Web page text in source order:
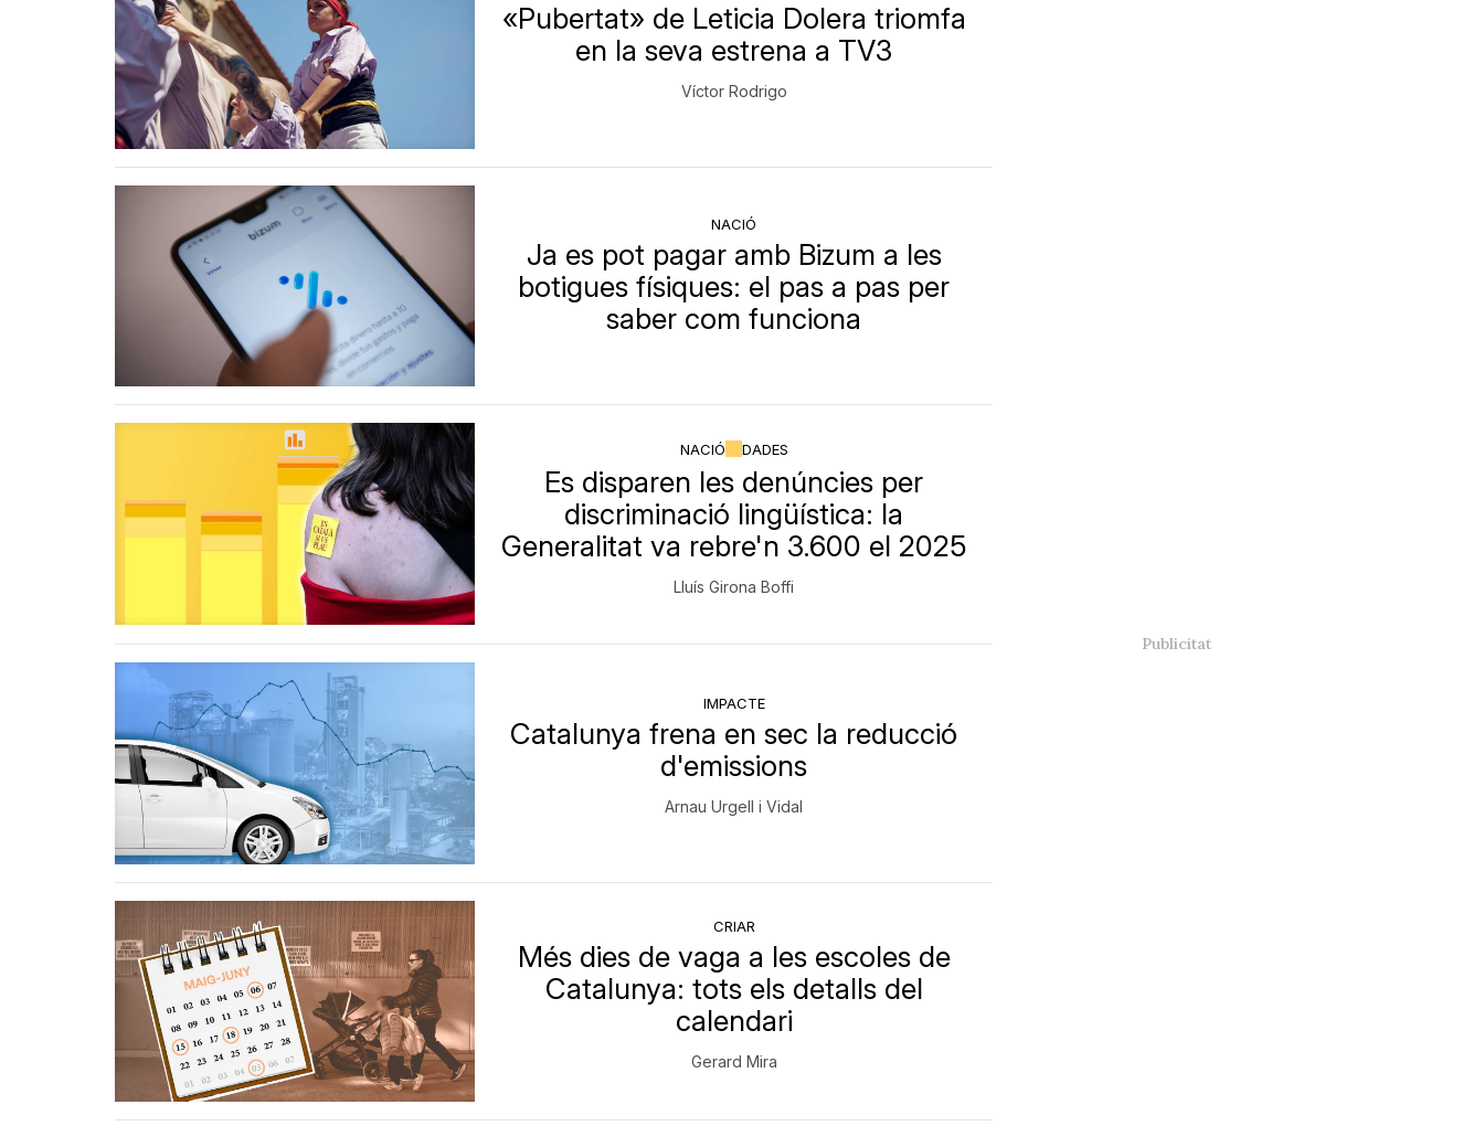
«Pubertat» de Leticia Dolera triomfa
en la seva estrena a TV3
Víctor Rodrigo
NACIÓ
Ja es pot pagar amb Bizum a les
botigues físiques: el pas a pas per
saber com funciona
NACIÓ DADES
Es disparen les denúncies per
discriminació lingüística: la
Generalitat va rebre'n 3.600 el 2025
Lluís Girona Boffi
IMPACTE
Catalunya frena en sec la reducció
d'emissions
Arnau Urgell i Vidal
CRIAR
Més dies de vaga a les escoles de
Catalunya: tots els detalls del
calendari
Gerard Mira